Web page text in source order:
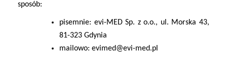
sposób:
pisemnie: evi-MED Sp. z o.o., ul. Morska 43,
81-323 Gdynia
mailowo: evimed@evi-med.pl